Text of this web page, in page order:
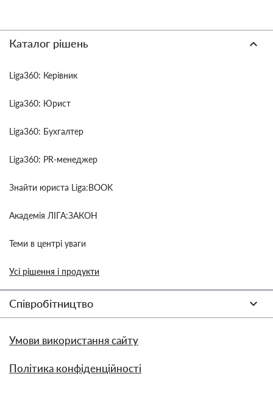
Каталог рішень
Liga360: Керівник
Liga360: Юрист
Liga360: Бухгалтер
Liga360: PR-менеджер
Знайти юриста Liga:BOOK
Академія ЛІГА:ЗАКОН
Теми в центрі уваги
Усі рішення і продукти
Співробітництво
Умови використання сайту
Політика конфіденційності